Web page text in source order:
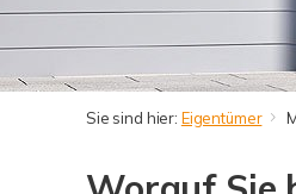
Sie sind hier: Eigentümer